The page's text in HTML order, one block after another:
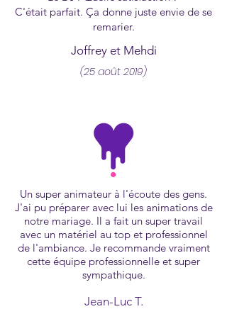
C'était parfait. Ça donne juste envie de se
remarier.
Joffrey et Mehdi
(25 août 2019)
Un super animateur à l'écoute des gens.
J'ai pu préparer avec lui les animations de
notre mariage. Il a fait un super travail
avec un matériel au top et professionnel
de l'ambiance. Je recommande vraiment
cette équipe professionnelle et super
sympathique.
Jean-Luc T.